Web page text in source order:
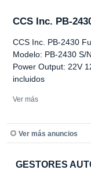
CCS Inc. PB-
CCS Inc. PB-2430
Modelo: PB-2430 S/
Power Output: 22V
incluidos
Ver más
Ver más anuncios
GESTORES